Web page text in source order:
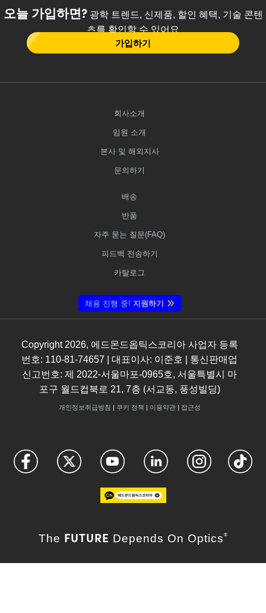
오늘 가입하면?광학 트렌드, 신제품, 할인 혜택, 기술 콘텐
츠를 확인할 수 있어요
가입하기
회사소개
임원 소개
본사 및 해외지사
문의하기
배송
반품
자주 묻는 질문(FAQ)
피드백 전송하기
카탈로그
채용 진행 중! 지원하기
Copyright 2026, 에드몬드옵틱스코리아 사업자 등록
번호: 110-81-74657 | 대표이사: 이준호 | 통신판매업
신고번호: 제 2022-서울마포-0965호, 서울특별시 마
포구 월드컵북로 21, 7층 (서교동, 풍성빌딩)
개인정보취급방침 | 쿠키 정책 | 이용약관| 접근성
The FUTURE Depends On Optics ®